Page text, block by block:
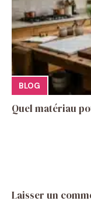
BLOG
Quel matériau
Laisser un